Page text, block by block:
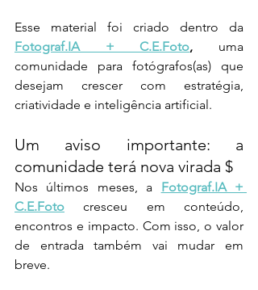
Fotograf.IA + C.E.Foto, uma
comunidade para fotógrafos(as) que
desejam crescer com estratégia,
criatividade e inteligência artificial.
Um aviso importante: a
comunidade terá nova virada $
Nos últimos meses, a Fotograf.IA +
C.E.Foto
cresceu em conteúdo,
encontros e impacto. Com isso, o valor
de entrada também vai mudar em
breve.